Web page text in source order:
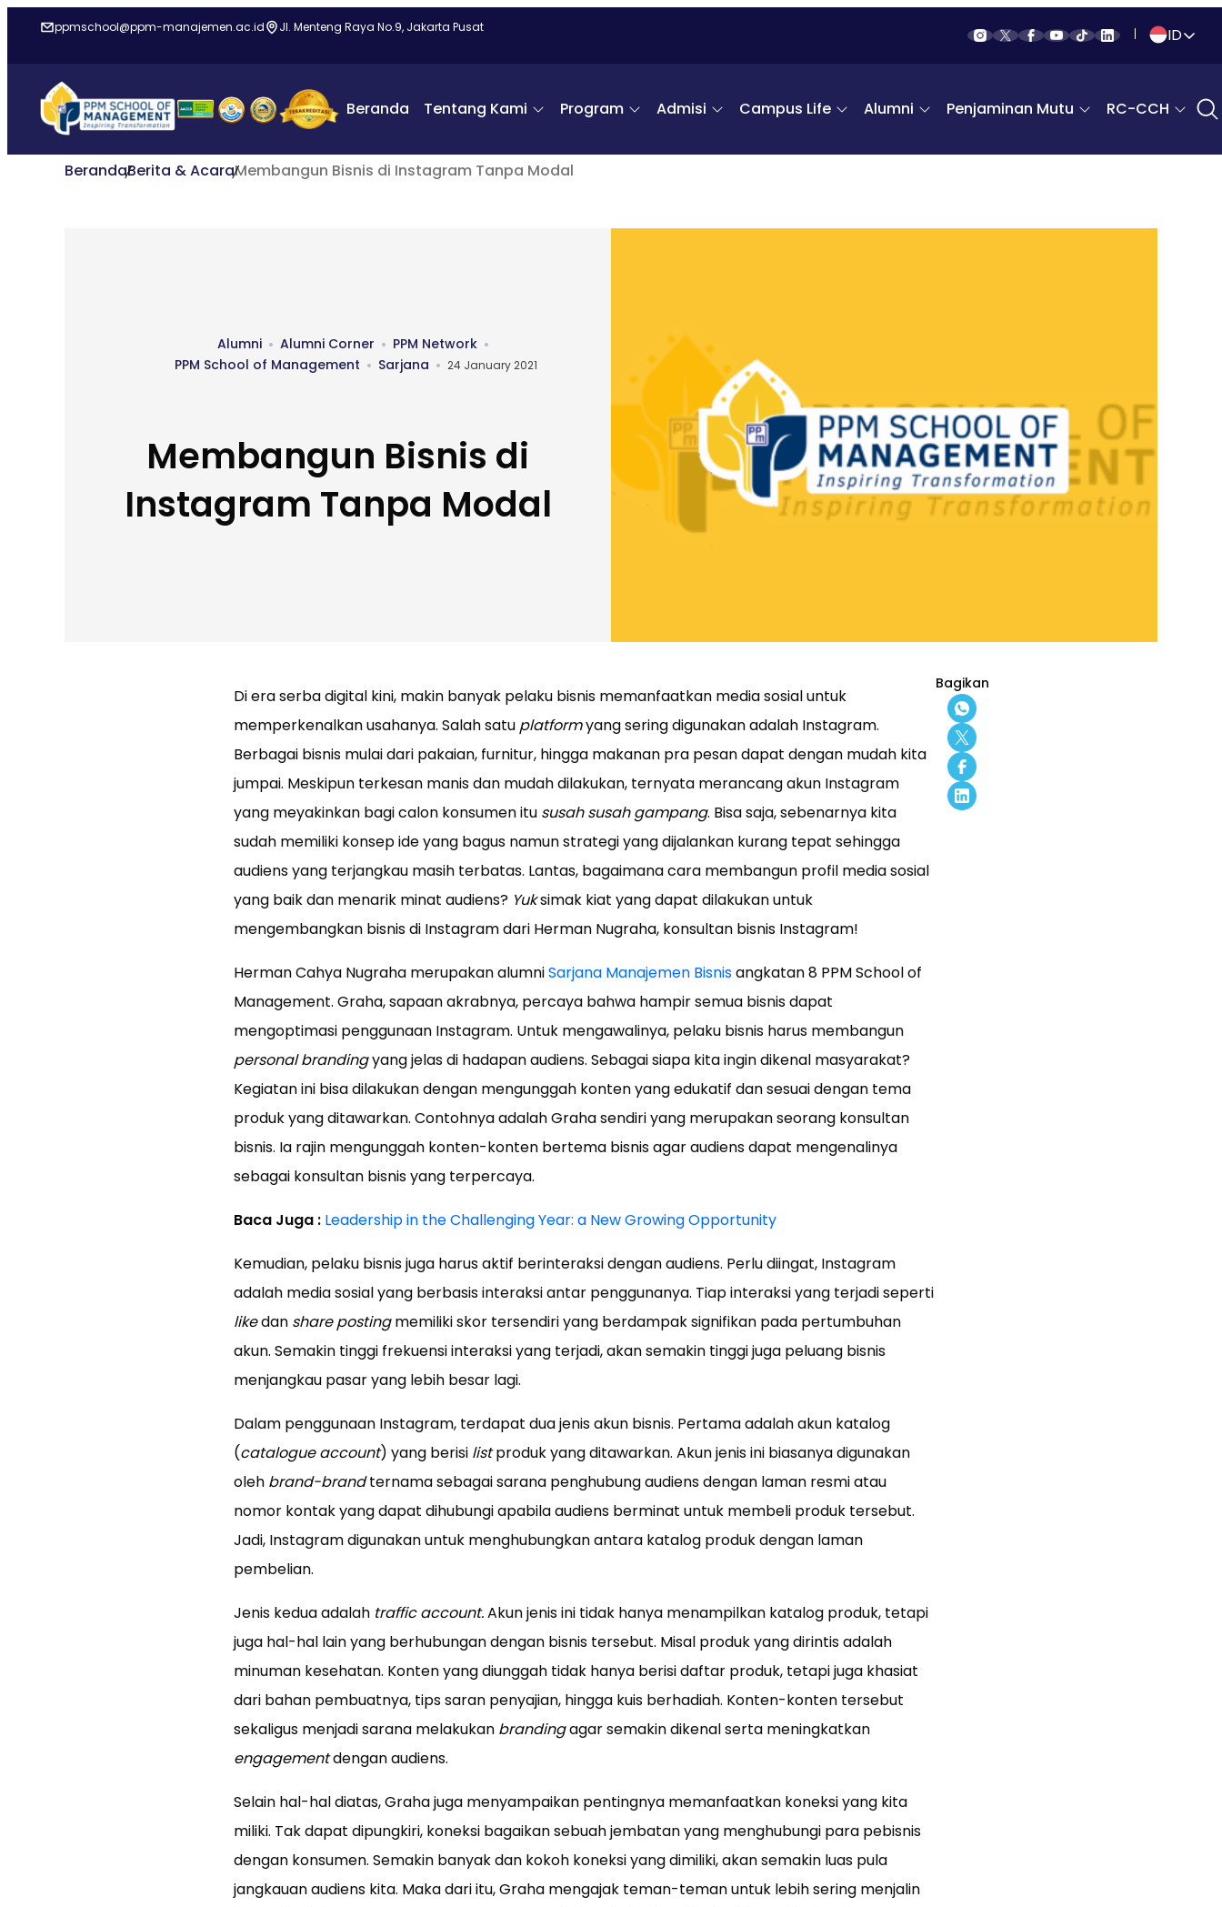
ppmschool@ppm-manajemen.ac.id Jl. Menteng Raya No.9, Jakarta Pusat ID
Beranda Tentang Kami Program Admisi Campus Life Alumni Penjaminan Mutu RC-CCH
BerandaBerita & AcaraMembangun Bisnis di Instagram Tanpa Modal
Alumni Alumni Corner
PPM Network
PPM School of Management
Sarjana 24 January 2021
Membangun Bisnis di
Instagram Tanpa Modal
Di era serba digital kini, makin banyak pelaku bisnis memanfaatkan media sosial untuk
memperkenalkan usahanya. Salah satu platformyang sering digunakan adalah Instagram.
Berbagai bisnis mulai dari pakaian, furnitur, hingga makanan pra pesan dapat dengan mudah kita
jumpai. Meskipun terkesan manis dan mudah dilakukan, ternyata merancang akun Instagram
yang meyakinkan bagi calon konsumen itu susah susah gampang. Bisa saja, sebenarnya kita
sudah memiliki konsep ide yang bagus namun strategi yang dijalankan kurang tepat sehingga
audiens yang terjangkau masih terbatas. Lantas, bagaimana cara membangun profil media sosial
yang baik dan menarik minat audiens? Yuksimak kiat yang dapat dilakukan untuk
mengembangkan bisnis di Instagram dari Herman Nugraha, konsultan bisnis Instagram!
Herman Cahya Nugraha merupakan alumniSarjana Manajemen Bisnisangkatan 8 PPM School of
Management. Graha, sapaan akrabnya, percaya bahwa hampir semua bisnis dapat
mengoptimasi penggunaan Instagram. Untuk mengawalinya, pelaku bisnis harus membangun
personal brandingyang jelas di hadapan audiens. Sebagai siapa kita ingin dikenal masyarakat?
Kegiatan ini bisa dilakukan dengan mengunggah konten yang edukatif dan sesuai dengan tema
produk yang ditawarkan. Contohnya adalah Graha sendiri yang merupakan seorang konsultan
bisnis. Ia rajin mengunggah konten-konten bertema bisnis agar audiens dapat mengenalinya
sebagai konsultan bisnis yang terpercaya.
Baca Juga : Leadership in the Challenging Year: a New Growing Opportunity
Kemudian, pelaku bisnis juga harus aktif berinteraksi dengan audiens. Perlu diingat, Instagram
adalah media sosial yang berbasis interaksi antar penggunanya. Tiap interaksi yang terjadi seperti
likedan share postingmemiliki skor tersendiri yang berdampak signifikan pada pertumbuhan
akun. Semakin tinggi frekuensi interaksi yang terjadi, akan semakin tinggi juga peluang bisnis
menjangkau pasar yang lebih besar lagi.
Dalam penggunaan Instagram, terdapat dua jenis akun bisnis. Pertama adalah akun katalog
(catalogue account) yang berisi listproduk yang ditawarkan. Akun jenis ini biasanya digunakan
oleh brand-brandternama sebagai sarana penghubung audiens dengan laman resmi atau
nomor kontak yang dapat dihubungi apabila audiens berminat untuk membeli produk tersebut.
Jadi, Instagram digunakan untuk menghubungkan antara katalog produk dengan laman
pembelian.
Jenis kedua adalah traffic account.Akun jenis ini tidak hanya menampilkan katalog produk, tetapi
juga hal-hal lain yang berhubungan dengan bisnis tersebut. Misal produk yang dirintis adalah
minuman kesehatan. Konten yang diunggah tidak hanya berisi daftar produk, tetapi juga khasiat
dari bahan pembuatnya, tips saran penyajian, hingga kuis berhadiah. Konten-konten tersebut
sekaligus menjadi sarana melakukan brandingagar semakin dikenal serta meningkatkan
engagementdengan audiens.
Selain hal-hal diatas, Graha juga menyampaikan pentingnya memanfaatkan koneksi yang kita
miliki. Tak dapat dipungkiri, koneksi bagaikan sebuah jembatan yang menghubungi para pebisnis
dengan konsumen. Semakin banyak dan kokoh koneksi yang dimiliki, akan semakin luas pula
jangkauan audiens kita. Maka dari itu, Graha mengajak teman-teman untuk lebih sering menjalin
Bagikan